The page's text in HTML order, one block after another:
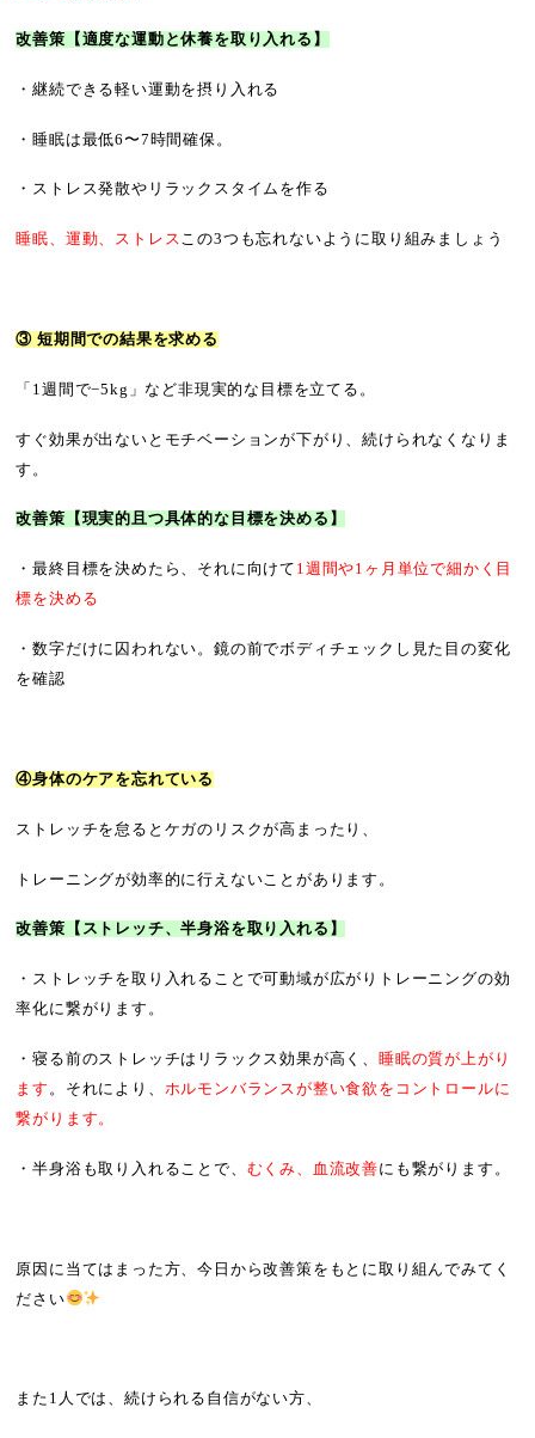
改善策 【適度な運動と休養を取り入れる】
・継続できる軽い運動を摂り入れる
・睡眠は最低6〜7時間確保。
・ストレス発散やリラックスタイムを作る
睡眠、運動、ストレスこの3つも忘れないように取り組みましょう
③ 短期間での結果を求める
「1週間で−5kg」など非現実的な目標を立てる。
すぐ効果が出ないとモチベーションが下がり、続けられなくなりま
す。
改善策【 現実的且つ具体的な目標を決める】
・最終目標を決めたら、それに向けて 1週間や1ヶ月単位で細かく目
標を決める
・数字だけに囚われない。鏡の前でボディチェックし見た目の変化
を確認
④身体のケアを忘れている
ストレッチを怠るとケガのリスクが高まったり、
トレーニングが効率的に行えないことがあります。
改善策【ストレッチ、半身浴を取り入れる】
・ストレッチを取り入れることで可動域が広がりトレーニングの効
率化に繋がります。
・寝る前のストレッチはリラックス効果が高く、 睡眠の質が上がり
ます 。それにより、 ホルモンバランスが整い食欲をコントロールに
繋がります。
・半身浴も取り入れることで、 むくみ、血流改善にも繋がります。
原因に当てはまった方、今日から改善策をもとに取り組んでみてく
ださい
また1人では、続けられる自信がない方、